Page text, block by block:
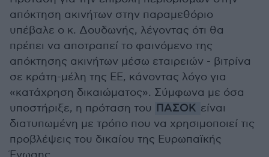
απόκτηση ακινήτων στην παραμεθόριο
υπέβαλε ο κ. Δουδωνής, λέγοντας ότι θα
πρέπει να αποτραπεί το φαινόμενο της
απόκτησης ακινήτων μέσω εταιρειών - βιτρίνα
σε κράτη-μέλη της ΕΕ, κάνοντας λόγο για
«κατάχρηση δικαιώματος». Σύμφωνα με όσα
υποστήριξε, η πρόταση του ΠΑΣΟΚ είναι
διατυπωμένη με τρόπο που να χρησιμοποιεί τις
προβλέψεις του δικαίου της Ευρωπαϊκής